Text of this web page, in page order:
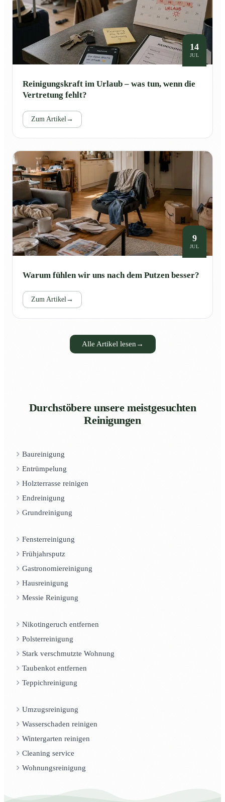
14
JUL
Reinigungskraft im Urlaub – was tun, wenn die
Vertretung fehlt?
Zum Artikel →
9
JUL
Warum fühlen wir uns nach dem Putzen besser?
Zum Artikel →
Alle Artikel lesen →
Durchstöbere unsere meistgesuchten
Reinigungen
Baureinigung
Entrümpelung
Holzterrasse reinigen
Endreinigung
Grundreinigung
Fensterreinigung
Frühjahrsputz
Gastronomiereinigung
Hausreinigung
Messie Reinigung
Nikotingeruch entfernen
Polsterreinigung
Stark verschmutzte Wohnung
Taubenkot entfernen
Teppichreinigung
Umzugsreinigung
Wasserschaden reinigen
Wintergarten reinigen
Cleaning service
Wohnungsreinigung